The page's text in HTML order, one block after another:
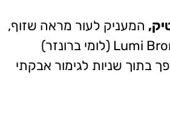
המעניק לעור מראה שזוף,
בריא וזוהר (Glow), במינימום מאמץ ומקסימום תוצאה: Lumi Bronze (לומי ברונזר)
בתוך שניות לגימור אבקתי